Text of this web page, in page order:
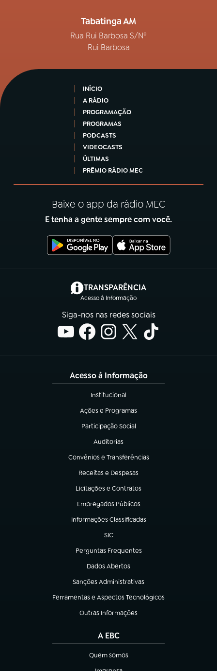
Tabatinga AM
Rua Rui Barbosa S/Nº
Rui Barbosa
INÍCIO
A RÁDIO
PROGRAMAÇÃO
PROGRAMAS
PODCASTS
VIDEOCASTS
ÚLTIMAS
PRÊMIO RÁDIO MEC
Baixe o app da rádio MEC
E tenha a gente sempre com você.
TRANSPARÊNCIA
Acesso à Informação
(abre em nova aba)
Siga-nos nas redes sociais
Acesso à Informação
Institucional
(abre em nova aba)
Ações e Programas
(abre em nova aba)
Participação Social
(abre em nova aba)
Auditorias
(abre em nova aba)
Convênios e Transferências
(abre em nova aba)
Receitas e Despesas
(abre em nova aba)
Licitações e Contratos
(abre em nova aba)
Empregados Públicos
(abre em nova aba)
Informações Classificadas
(abre em nova aba)
SIC
(abre em nova aba)
Perguntas Frequentes
(abre em nova aba)
Dados Abertos
(abre em nova aba)
Sanções Administrativas
(abre em nova aba)
Ferramentas e Aspectos Tecnológicos
(abre em nova aba)
Outras Informações
(abre em nova aba)
A EBC
Quem somos
(abre em nova aba)